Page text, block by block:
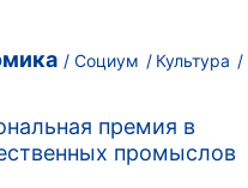
Социум
Культура
премия в
промыслов